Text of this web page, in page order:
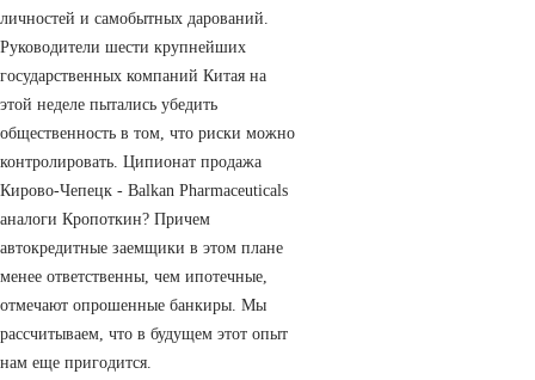
личностей и самобытных дарований.
Руководители шести крупнейших
государственных компаний Китая на
этой неделе пытались убедить
общественность в том, что риски можно
контролировать. Ципионат продажа
Кирово-Чепецк - Balkan Pharmaceuticals
аналоги Кропоткин? Причем
автокредитные заемщики в этом плане
менее ответственны, чем ипотечные,
отмечают опрошенные банкиры. Мы
рассчитываем, что в будущем этот опыт
нам еще пригодится.